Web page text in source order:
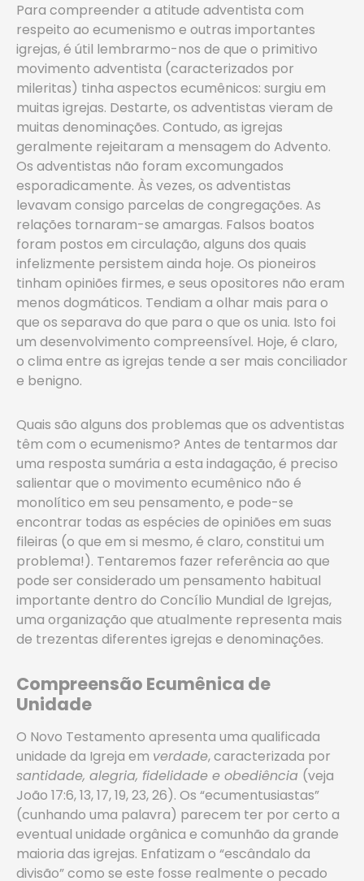
Para compreender a atitude adventista com
respeito ao ecumenismo e outras importantes
igrejas, é útil lembrarmo-nos de que o primitivo
movimento adventista (caracterizados por
mileritas) tinha aspectos ecumênicos: surgiu em
muitas igrejas. Destarte, os adventistas vieram de
muitas denominações. Contudo, as igrejas
geralmente rejeitaram a mensagem do Advento.
Os adventistas não foram excomungados
esporadicamente. Às vezes, os adventistas
levavam consigo parcelas de congregações. As
relações tornaram-se amargas. Falsos boatos
foram postos em circulação, alguns dos quais
infelizmente persistem ainda hoje. Os pioneiros
tinham opiniões firmes, e seus opositores não eram
menos dogmáticos. Tendiam a olhar mais para o
que os separava do que para o que os unia. Isto foi
um desenvolvimento compreensível. Hoje, é claro,
o clima entre as igrejas tende a ser mais conciliador
e benigno.
Quais são alguns dos problemas que os adventistas
têm com o ecumenismo? Antes de tentarmos dar
uma resposta sumária a esta indagação, é preciso
salientar que o movimento ecumênico não é
monolítico em seu pensamento, e pode-se
encontrar todas as espécies de opiniões em suas
fileiras (o que em si mesmo, é claro, constitui um
problema!). Tentaremos fazer referência ao que
pode ser considerado um pensamento habitual
importante dentro do Concílio Mundial de Igrejas,
uma organização que atualmente representa mais
de trezentas diferentes igrejas e denominações.
Compreensão Ecumênica de
Unidade
O Novo Testamento apresenta uma qualificada
unidade da Igreja em verdade, caracterizada por
santidade, alegria, fidelidade e obediência (veja
João 17:6, 13, 17, 19, 23, 26). Os “ecumentusiastas”
(cunhando uma palavra) parecem ter por certo a
eventual unidade orgânica e comunhão da grande
maioria das igrejas. Enfatizam o “escândalo da
divisão” como se este fosse realmente o pecado